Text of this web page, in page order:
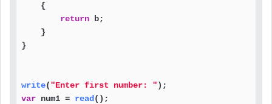
    {
return b;
    }
}
write("Enter first number: "
var num1 = read ();